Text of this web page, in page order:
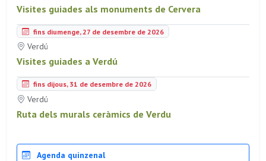
Visites guiades als monuments de Cervera
fins diumenge, 27 de desembre de 2026
Verdú
Visites guiades a Verdú
fins dijous, 31 de desembre de 2026
Verdú
Ruta dels murals ceràmics de Verdu
Agenda quinzenal